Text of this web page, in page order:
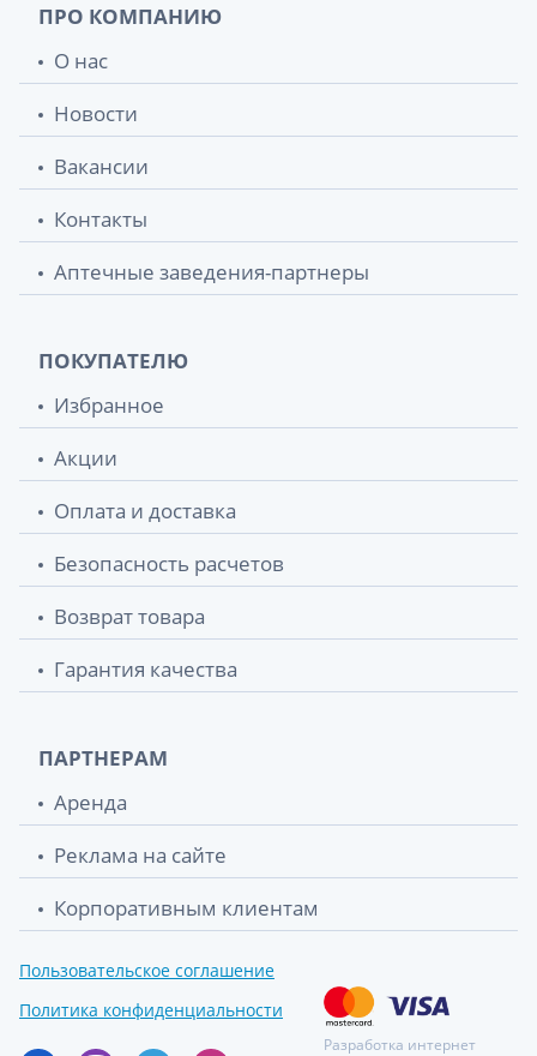
ПРО КОМПАНИЮ
О нас
Новости
Вакансии
Контакты
Аптечные заведения-партнеры
ПОКУПАТЕЛЮ
Избранное
Акции
Оплата и доставка
Безопасность расчетов
Возврат товара
Гарантия качества
ПАРТНЕРАМ
Аренда
Реклама на сайте
Корпоративным клиентам
Пользовательское соглашение
Политика конфиденциальности
Разработка интернет